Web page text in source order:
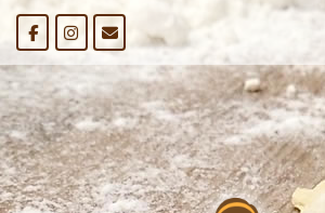
Passa
contenuto
Home